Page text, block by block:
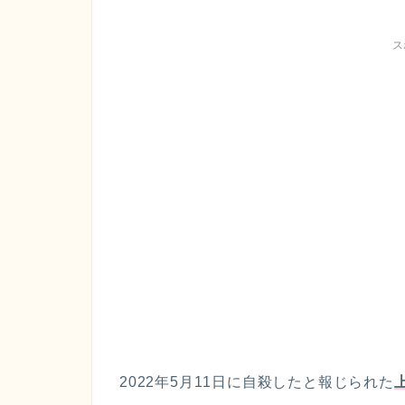
2022年5月11日に自殺したと報じられた